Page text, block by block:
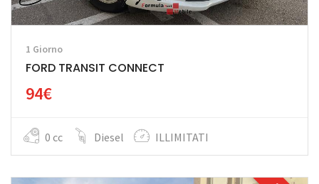
1 Giorno
FORD TRANSIT CONNECT
94€
0 cc Diesel ILLIMITATI